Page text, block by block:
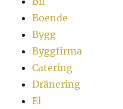
Boende
Bygg
Byggfirma
Catering
Dränering
El